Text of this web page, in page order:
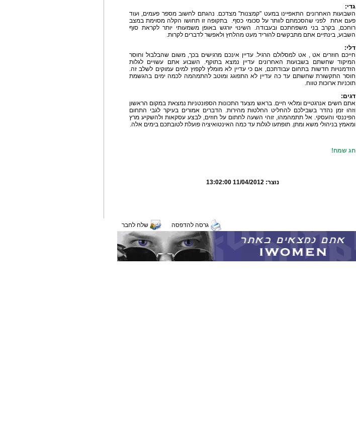
גדי:
השבועות האחרונים התאפיינו במעט "קמצנות" מצדכם. נהגתם לחשוב מספר פעמים, ועוד
פעם אחת לפני שהסכמתם לוותר על סכומי כסף. בתקופה זו תחושו הקלה מסוימת במצב
רוחכם, בקרב בני משפחתכם ובעבודה. השינוי יורגש באופן משמעותי יותר לקראת סוף
השבוע, בינתיים אתם מתבקשים להוריד מעט מהלחץ ולאפשר לדברים לקרות.
דלי:
חייכם חוזרים אט , אט למסלולם הרגיל. עדיין אינכם מרגישים בכך, משום שהבלבול וחוסר
המיקוד שחשתם בשבועות האחרונים עדיין נמצא בתוקף. השבוע אתם עשויים לגלות
הזדמנויות חדשות בתחום עבודתכם, אם כי עדיין לא מומלץ לקפוץ למים עמוקים לשלב זה.
חוסר התקשורת שחשתם עד כה עדיין לא התפוגג ומוטב להתמהמה לכמה ימים בהגשמת
תוכניות ארוכות טווח.
דגים:
אתם חשים אנרגטיים ומלאי חיים. בראש מצעד התכונות הספונטניות נמצאת במקום הראשון
וזהו זמן נהדר בשבילכם להחליט החלטות מהירות. הדברים אמורים בעיקר לגבי התחום
הפיננסי והעסקי. אל תתמהמהו, זוהי השעה לחתום על חוזים, לבצע עסקאות ולהשקיע מרץ
ומאמץ בניהולי משא ומתן. תופתעו לגלות עד כמה האינטואיציה פועלת לטובתכם בימים אלה.
חג שמח!
נוצר:11/04/2012 13:02:00
גרסה להדפסה שלח לחבר